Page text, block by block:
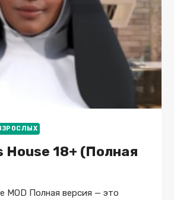
House 18+ (Полная
MOD Полная версия — это